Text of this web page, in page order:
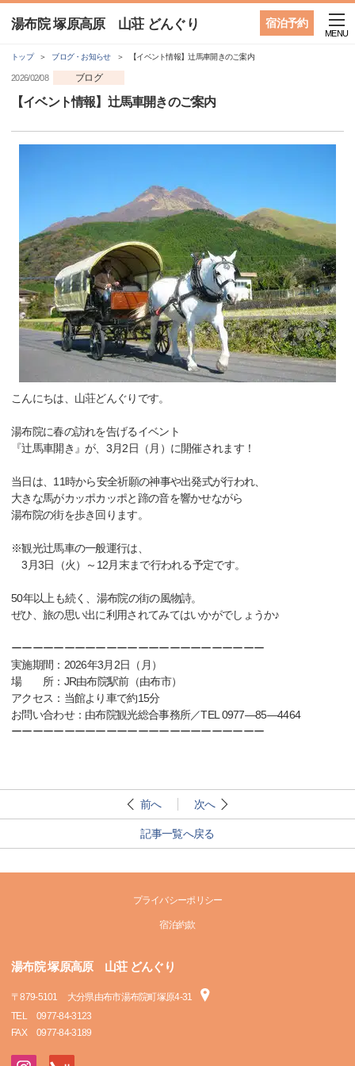
宿泊予約
湯布院 塚原高原 山荘 どんぐり
MENU
トップ ブログ・お知らせ 【イベント情報】辻馬車開きのご案内
2026/02/08 ブログ
【イベント情報】辻馬車開きのご案内
こんにちは、山荘どんぐりです。
湯布院に春の訪れを告げるイベント
『辻馬車開き』が、3月2日（月）に開催されます！
当日は、11時から安全祈願の神事や出発式が行われ、
大きな馬がカッポカッポと蹄の音を響かせながら
湯布院の街を歩き回ります。
※観光辻馬車の一般運行は、
3月3日（火）～12月末まで行われる予定です。
50年以上も続く、湯布院の街の風物詩。
ぜひ、旅の思い出に利用されてみてはいかがでしょうか♪
ーーーーーーーーーーーーーーーーーーーーーーーー
実施期間：2026年3月2日（月）
場 所：JR由布院駅前（由布市）
アクセス：当館より車で約15分
お問い合わせ：由布院観光総合事務所／TEL 0977―85―4464
ーーーーーーーーーーーーーーーーーーーーーーーー
前へ 次へ
記事一覧へ戻る
プライバシーポリシー
宿泊約款
湯布院 塚原高原 山荘 どんぐり
〒879-5101
大分県由布市湯布院町塚原4-31
TEL
0977-84-3123
FAX
0977-84-3189